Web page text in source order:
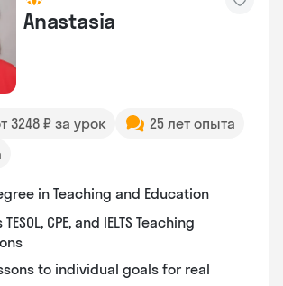
Anastasia
3248 ₽ за урок
25 лет опыта
in Teaching and Education
CPE, and IELTS Teaching
to individual goals for real